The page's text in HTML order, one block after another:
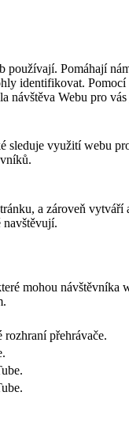
Pomáhají
identifikovat. Pomocí
návštěva Webu pro
sleduje využití webu
a zároveň vytváří
navštěvují.
mohou návštěvníka
přehrávače.